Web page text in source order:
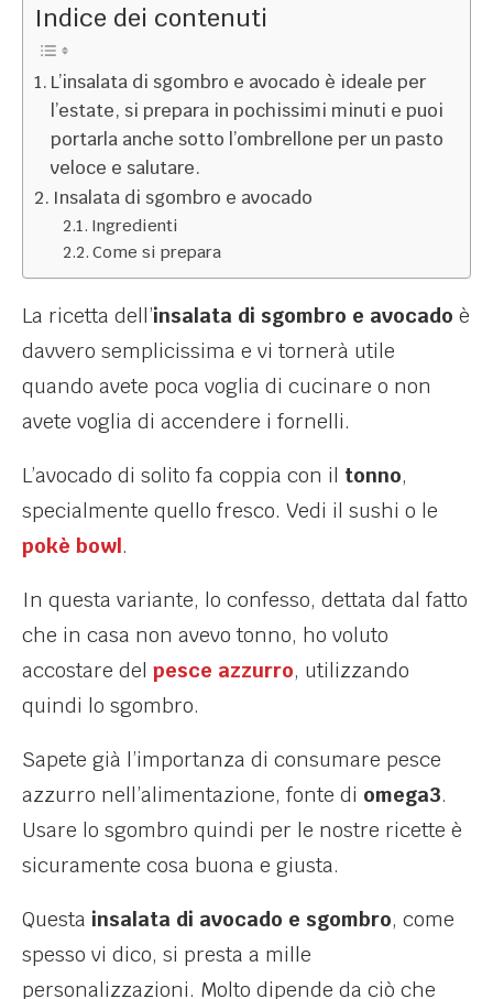
Indice dei contenuti
L’insalata di sgombro e avocado è ideale per
l’estate, si prepara in pochissimi minuti e puoi
portarla anche sotto l’ombrellone per un pasto
veloce e salutare.
Insalata di sgombro e avocado
Ingredienti
Come si prepara
La ricetta dell’insalata di sgombro e avocado è
davvero semplicissima e vi tornerà utile
quando avete poca voglia di cucinare o non
avete voglia di accendere i fornelli.
L’avocado di solito fa coppia con il tonno,
specialmente quello fresco. Vedi il sushi o le
pokè bowl.
In questa variante, lo confesso, dettata dal fatto
che in casa non avevo tonno, ho voluto
accostare del pesce azzurro, utilizzando
quindi lo sgombro.
Sapete già l’importanza di consumare pesce
azzurro nell’alimentazione, fonte di omega3.
Usare lo sgombro quindi per le nostre ricette è
sicuramente cosa buona e giusta.
Questa insalata di avocado e sgombro, come
spesso vi dico, si presta a mille
personalizzazioni. Molto dipende da ciò che